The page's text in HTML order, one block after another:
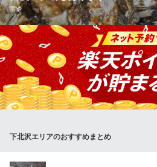
Oyster Bar ジャックポット下北沢
オイスター＆ピッツァ
小田急小田原線下北沢駅 徒歩5分
東京都世田谷区北沢2-2-4
雷や
ジャックポット系列ならではの牡蠣
い牡蠣を知っているジャックポット
蠣をご用意。そして“殻つきカキのカン
のガーリックバター焼き” “牡蠣とニ
酒で一杯いかが？日本酒と牡蠣は抜群
和風創作居酒屋
東京都世田谷区北沢2-19-13 斉藤ビル1F
下北沢エリアのおすすめまとめ